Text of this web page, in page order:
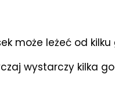
może leżeć od
wystarczy kilka